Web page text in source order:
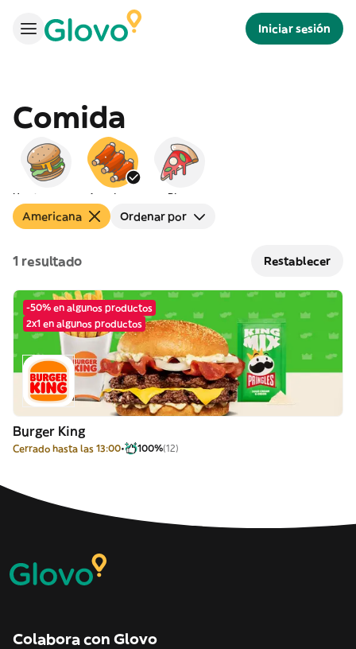
Iniciar sesión
Comida
Americana Pizza
Americana Ordenar por
1 resultado Restablecer
-50% en algunos productos
2x1 en algunos productos
Burger King
Cerrado hasta las 13:00 100%(12)
Colabora con Glovo